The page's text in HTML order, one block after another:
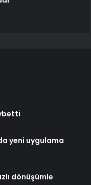
yeni uygulama
dönüşümle